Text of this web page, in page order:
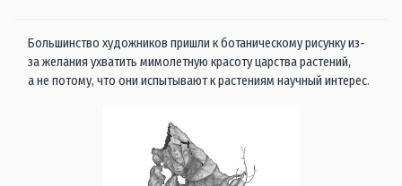
Большинство художников пришли к ботаническому рисунку из-
за желания ухватить мимолетную красоту царства растений,
а не потому, что они испытывают к растениям научный интерес.